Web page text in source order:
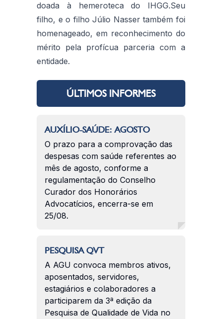
doada à hemeroteca do IHGG.Seu
filho, e o filho Júlio Nasser também foi
homenageado, em reconhecimento do
mérito pela profícua parceria com a
entidade.
ÚLTIMOS INFORMES
AUXÍLIO-SAÚDE: AGOSTO
O prazo para a comprovação das
despesas com saúde referentes ao
mês de agosto, conforme a
regulamentação do Conselho
Curador dos Honorários
Advocatícios, encerra-se em
25/08.
PESQUISA QVT
A AGU convoca membros ativos,
aposentados, servidores,
estagiários e colaboradores a
participarem da 3ª edição da
Pesquisa de Qualidade de Vida no